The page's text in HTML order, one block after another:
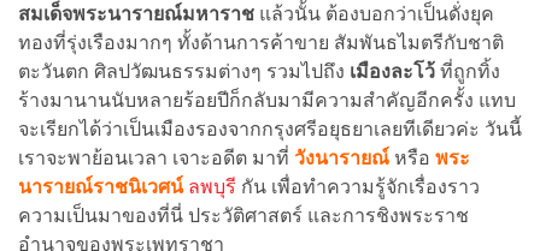
สมเด็จพระนารายณ์มหาราช แล้วนั้น ต้องบอกว่าเป็นดั่งยุค
ทองที่รุ่งเรืองมากๆ ทั้งด้านการค้าขาย สัมพันธไมตรีกับชาติ
ตะวันตก ศิลปวัฒนธรรมต่างๆ รวมไปถึง เมืองละโว้ ที่ถูกทิ้ง
ร้างมานานนับหลายร้อยปีก็กลับมามีความสำคัญอีกครั้ง แทบ
จะเรียกได้ว่าเป็นเมืองรองจากกรุงศรีอยุธยาเลยทีเดียวค่ะ วันนี้
เราจะพาย้อนเวลา เจาะอดีต มาที่ วังนารายณ์ หรือ พระ
นารายณ์ราชนิเวศน์ ลพบุรี กัน เพื่อทำความรู้จักเรื่องราว
ความเป็นมาของที่นี่ ประวัติศาสตร์ และการชิงพระราช
อำนาจของพระเพทราชา